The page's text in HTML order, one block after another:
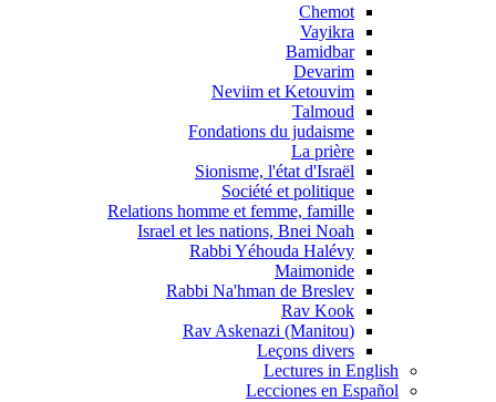
Chemot
Vayikra
Bamidbar
Devarim
Neviim et Ketouvim
Talmoud
Fondations du judaisme
La prière
Sionisme, l'état d'Israël
Société et politique
Relations homme et femme, famille
Israel et les nations, Bnei Noah
Rabbi Yéhouda Halévy
Maimonide
Rabbi Na'hman de Breslev
Rav Kook
(Rav Askenazi (Manitou
Leçons divers
Lectures in English
Lecciones en Español